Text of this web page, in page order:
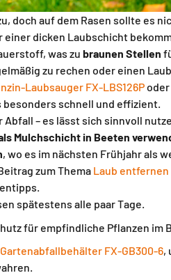
doch auf dem Rasen sollte es
einer dicken Laubschicht
was zu braunen Stellen
zu rechen oder einen
Laubsauger FX-LBS126P
besonders schnell und effizient.
– es lässt sich sinnvoll
Mulchschicht in Beeten
, wo es im nächsten Frühjahr als
zum Thema Laub entfernen
spätestens alle paar Tage.
für empfindliche Pflanzen im
Gartenabfallbehälter FX-GB300-6,